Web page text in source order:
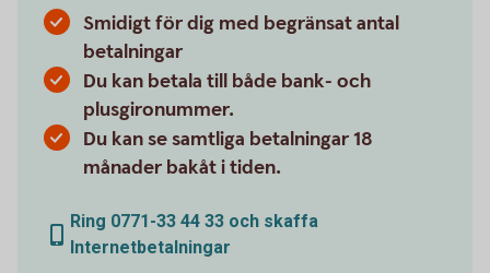
Smidigt för dig med begränsat antal
betalningar
Du kan betala till både bank- och
plusgironummer.
Du kan se samtliga betalningar 18
månader bakåt i tiden.
Ring 0771-33 44 33 och skaffa
Internetbetalningar